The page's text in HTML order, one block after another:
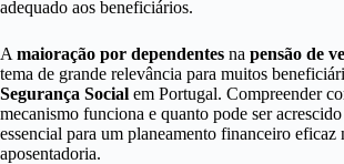
adequado aos beneficiários.
A maioração por dependentes na pensão de
tema de grande relevância para muitos
Segurança Social em Portugal. Compreender
mecanismo funciona e quanto pode ser acrescido
essencial para um planeamento financeiro eficaz
aposentadoria.